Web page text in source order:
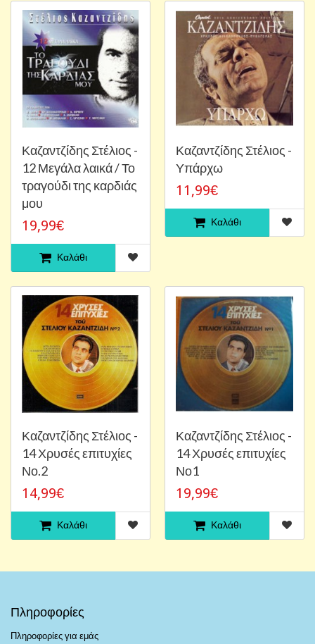
Καζαντζίδης Στέλιος -
12 Μεγάλα λαικά / Το
τραγούδι της καρδιάς
μου
19,99€
Καλάθι
Καζαντζίδης Στέλιος -
Υπάρχω
11,99€
Καλάθι
Καζαντζίδης Στέλιος -
14 Χρυσές επιτυχίες
Νο.2
14,99€
Καλάθι
Καζαντζίδης Στέλιος -
14 Χρυσές επιτυχίες
Νο1
19,99€
Καλάθι
Πληροφορίες
Πληροφορίες για εμάς